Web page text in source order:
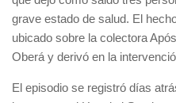
grave estado de salud. El
ubicado sobre la colectora
Oberá y derivó en la
El episodio se registró días